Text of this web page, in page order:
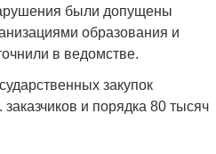
были допущены
образования и
в ведомстве.
закупок
и порядка 80 тысяч